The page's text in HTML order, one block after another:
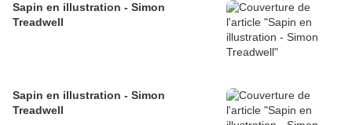
Sapin en illustration - Simon
Treadwell
Sapin en illustration - Simon
Treadwell